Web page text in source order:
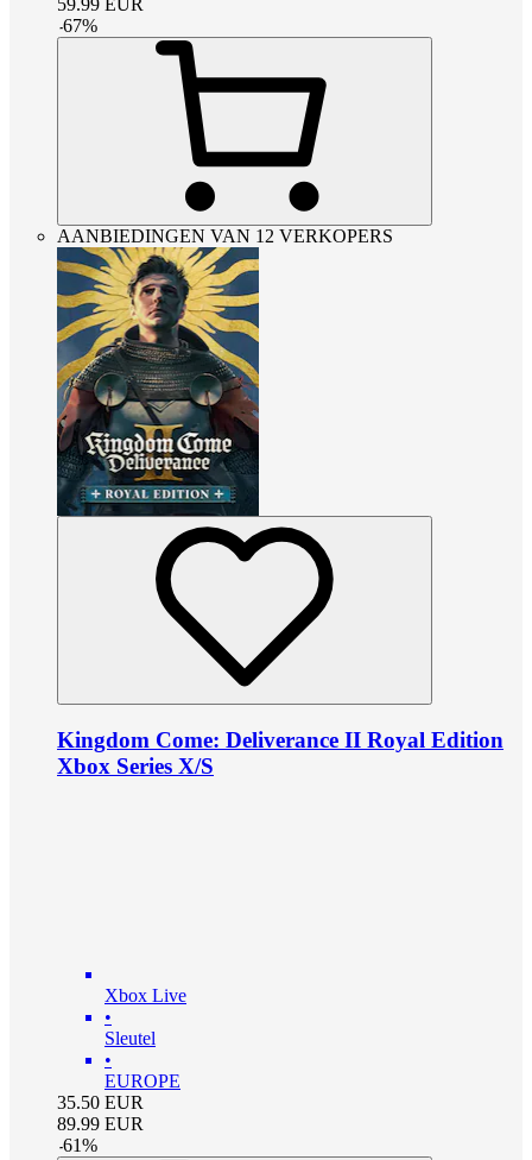
59.99 EUR
-67%
AANBIEDINGEN VAN 12 VERKOPERS
Kingdom Come: Deliverance II Royal Edition
Xbox Series X/S
Xbox Live
•
Sleutel
•
EUROPE
35.50 EUR
89.99 EUR
-61%